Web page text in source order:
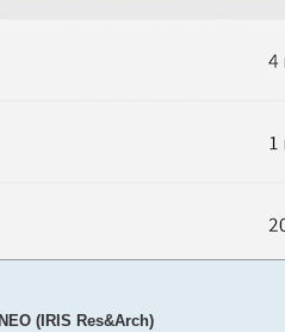
(IRIS Res&Arch)